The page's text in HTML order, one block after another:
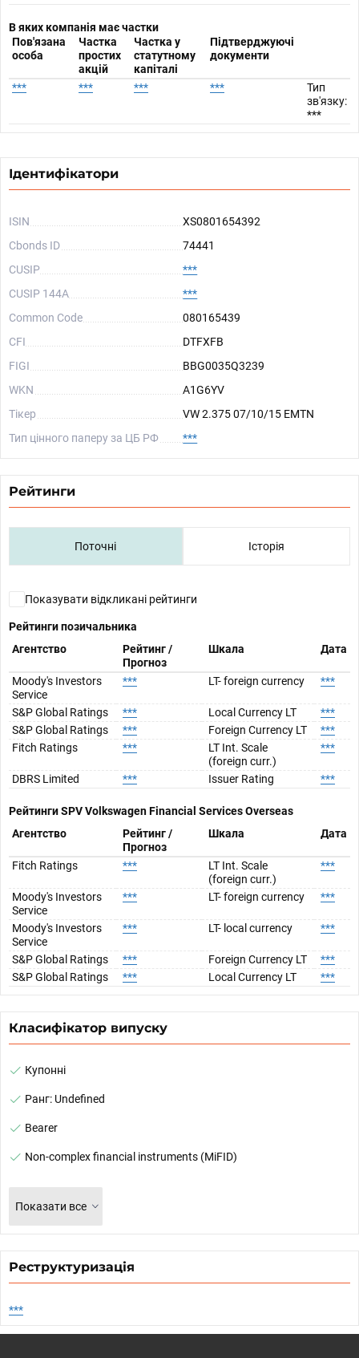
В яких компанія має частки
Пов'язана
особа
Частка
простих
акцій
Частка у
статутному
капіталі
Підтверджуючі
документи
*** *** *** ***
Тип
зв'язку:
***
Ідентифікатори
ISIN
XS0801654392
Cbonds ID
74441
CUSIP
***
CUSIP 144A
***
Common Code
080165439
CFI
DTFXFB
FIGI
BBG0035Q3239
WKN
A1G6YV
Тікер
VW 2.375 07/10/15 EMTN
Тип цінного паперу за ЦБ РФ
***
Рейтинги
Поточні Історія
Показувати відкликані рейтинги
Рейтинги позичальника
Агентство
Рейтинг /
Прогноз
Шкала Дата
Moody's Investors
Service
*** LT- foreign currency ***
S&P Global Ratings *** Local Currency LT
***
S&P Global Ratings
*** Foreign Currency LT
***
Fitch Ratings
***
LT Int. Scale
(foreign curr.)
***
DBRS Limited *** Issuer Rating ***
Рейтинги SPVVolkswagen Financial Services Overseas
Агентство
Рейтинг /
Прогноз
Шкала Дата
Fitch Ratings ***
LT Int. Scale
(foreign curr.)
***
Moody's Investors
Service
*** LT- foreign currency ***
Moody's Investors
Service
*** LT- local currency ***
S&P Global Ratings *** Foreign Currency LT
***
S&P Global Ratings
*** Local Currency LT ***
Класифікатор випуску
Купонні
Ранг: Undefined
Bearer
Non-complex financial instruments (MiFID)
Показати все
Реструктуризація
***